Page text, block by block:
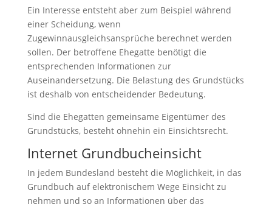
Ein Interesse entsteht aber zum Beispiel während
einer Scheidung, wenn
Zugewinnausgleichsansprüche berechnet werden
sollen. Der betroffene Ehegatte benötigt die
entsprechenden Informationen zur
Auseinandersetzung. Die Belastung des Grundstücks
ist deshalb von entscheidender Bedeutung.
Sind die Ehegatten gemeinsame Eigentümer des
Grundstücks, besteht ohnehin ein Einsichtsrecht.
Internet Grundbucheinsicht
In jedem Bundesland besteht die Möglichkeit, in das
Grundbuch auf elektronischem Wege Einsicht zu
nehmen und so an Informationen über das